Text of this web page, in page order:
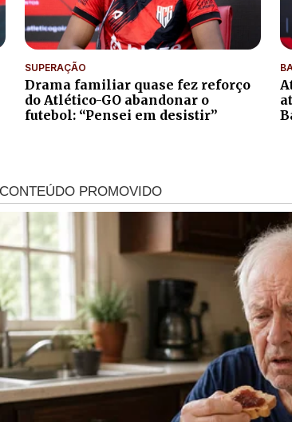
SUPERAÇÃO
Drama familiar quase fez reforço
do Atlético-GO abandonar o
futebol: “Pensei em desistir”